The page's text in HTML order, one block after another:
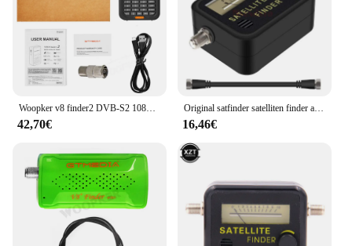
Woopker v8 finder2 DVB-S2 1080p satelliten finder digital fta DVB-S/s2/s2x signal detektor empfänger lcd bildschirm zum einstellen sat
42,70€
Original satfinder satelliten finder ausrichtung signal meter rezeptor für dish tv lnb direc digitaler signal verstärker sat finder
16,46€